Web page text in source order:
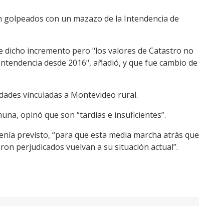
con un mazazo de la Intendencia de
incremento pero "los valores de Catastro no
desde 2016", añadió, y que fue cambio de
vinculadas a Montevideo rural.
opinó que son “tardías e insuficientes”.
previsto, “para que esta media marcha atrás que
perjudicados vuelvan a su situación actual”.